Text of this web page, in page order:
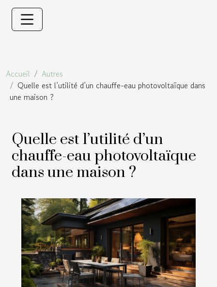
Accueil
Autres
Quelle est l’utilité d’un chauffe-eau photovoltaïque dans
une maison ?
Quelle est l’utilité d’un
chauffe-eau photovoltaïque
dans une maison ?